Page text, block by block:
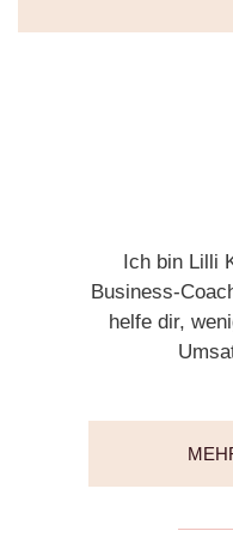
Ich bin Lilli
Business-
helfe dir,